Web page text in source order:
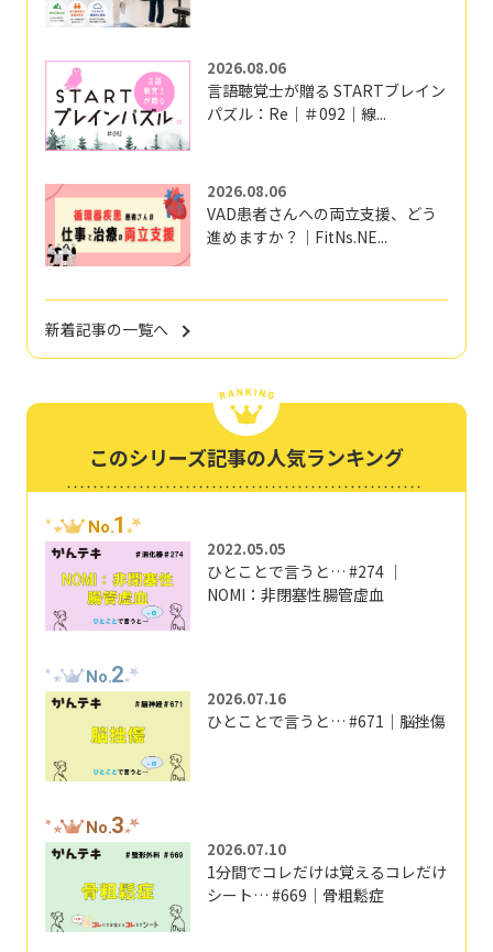
2026.08.06
言語聴覚士が贈る STARTブレイン
パズル：Re｜＃092｜線...
2026.08.06
VAD患者さんへの両立支援、どう
進めますか？｜FitNs.NE...
新着記事の一覧へ
このシリーズ記事の人気ランキング
No.1
2022.05.05
ひとことで言うと… #274 ｜
NOMI：非閉塞性腸管虚血
No.2
2026.07.16
ひとことで言うと… #671｜脳挫傷
No.3
2026.07.10
1分間でコレだけは覚えるコレだけ
シート… #669｜骨粗鬆症